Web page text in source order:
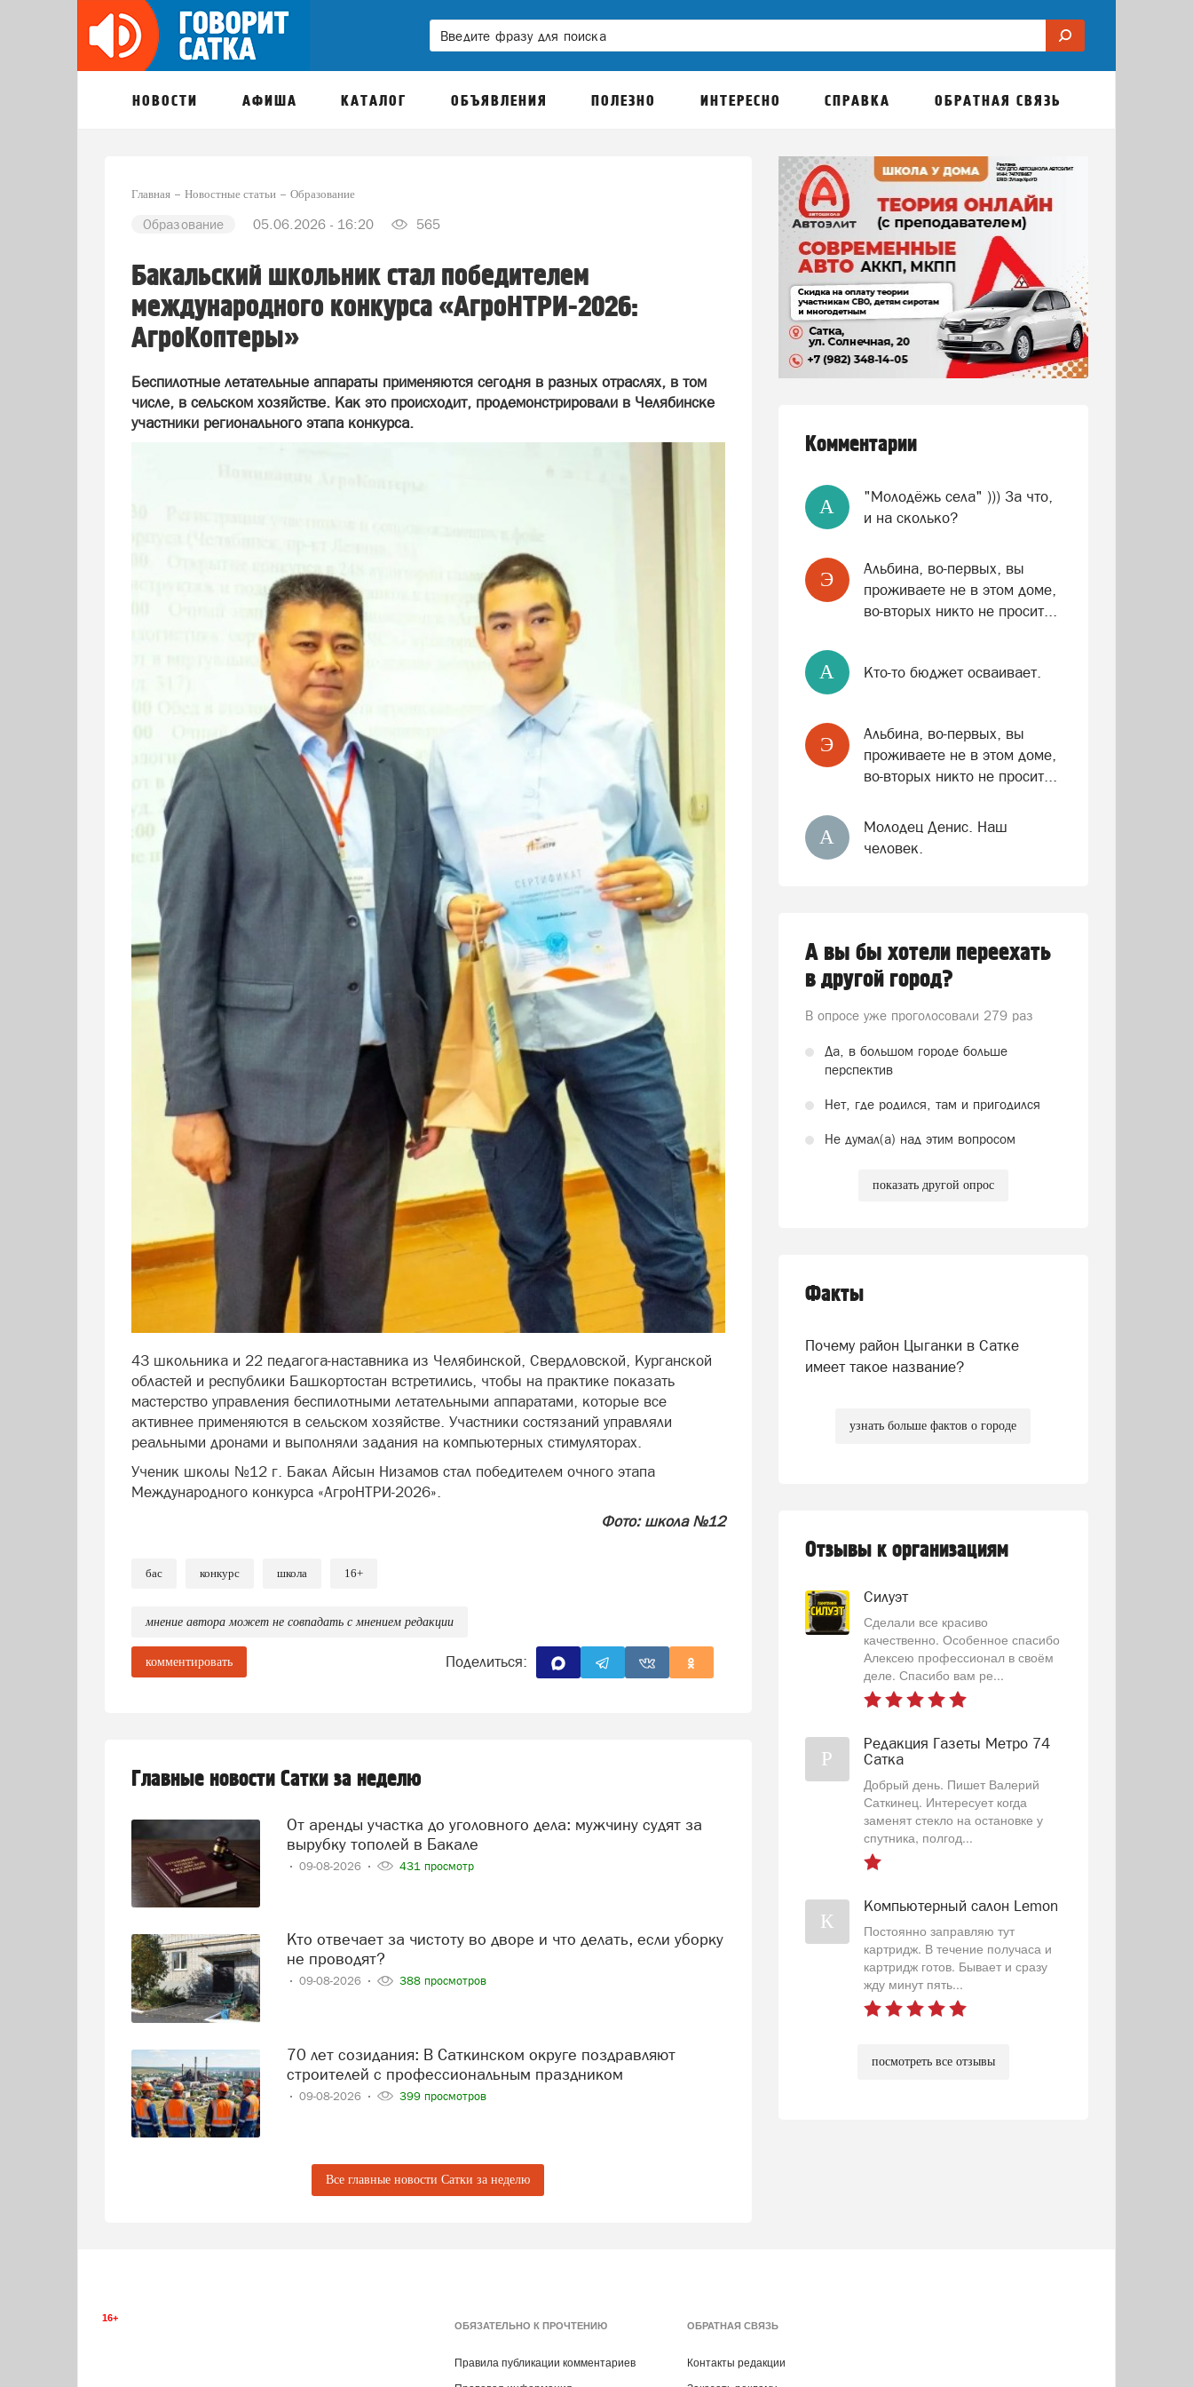
НОВОСТИ АФИША КАТАЛОГ ОБЪЯВЛЕНИЯ ПОЛЕЗНО ИНТЕРЕСНО СПРАВКА ОБРАТНАЯ СВЯЗЬ
Главная Новостные статьи Образование
Образование 05.06.2026 - 16:20 565
Бакальский школьник стал победителем
международного конкурса «АгроНТРИ-2026:
АгроКоптеры»
Беспилотные летательные аппараты применяются сегодня в разных отраслях, в том
числе, в сельском хозяйстве. Как это происходит, продемонстрировали в Челябинске
участники регионального этапа конкурса.
43 школьника и 22 педагога-наставника из Челябинской, Свердловской, Курганской
областей и республики Башкортостан встретились, чтобы на практике показать
мастерство управления беспилотными летательными аппаратами, которые все
активнее применяются в сельском хозяйстве. Участники состязаний управляли
реальными дронами и выполняли задания на компьютерных стимуляторах.
Ученик школы №12 г. Бакал Айсын Низамов стал победителем очного этапа
Международного конкурса «АгроНТРИ-2026».
Фото: школа №12
бас конкурс школа 16+
мнение автора может не совпадать с мнением редакции
комментировать Поделиться:
Главные новости Сатки за неделю
От аренды участка до уголовного дела: мужчину судят за
вырубку тополей в Бакале
09-08-2026 431 просмотр
Кто отвечает за чистоту во дворе и что делать, если уборку
не проводят?
09-08-2026 388 просмотров
70 лет созидания: В Саткинском округе поздравляют
строителей с профессиональным праздником
09-08-2026 399 просмотров
Все главные новости Сатки за неделю
Комментарии
A
"Молодёжь села" ))) За что,
и на сколько?
Э
Альбина, во-первых, вы
проживаете не в этом доме,
во-вторых никто не просит...
A Кто-то бюджет осваивает.
Э
Альбина, во-первых, вы
проживаете не в этом доме,
во-вторых никто не просит...
А
Молодец Денис. Наш
человек.
А вы бы хотели переехать
в другой город?
В опросе уже проголосовали 279 раз
Да, в большом городе больше
перспектив
Нет, где родился, там и пригодился
Не думал(а) над этим вопросом
показать другой опрос
Факты
Почему район Цыганки в Сатке
имеет такое название?
узнать больше фактов о городе
Отзывы к организациям
Силуэт
Сделали все красиво
качественно. Особенное спасибо
Алексею профессионал в своём
деле. Спасибо вам ре...
Р
Редакция Газеты Метро 74
Сатка
Добрый день. Пишет Валерий
Саткинец. Интересует когда
заменят стекло на остановке у
спутника, полгод...
К
Компьютерный салон Lemon
Постоянно заправляю тут
картридж. В течение получаса и
картридж готов. Бывает и сразу
жду минут пять...
посмотреть все отзывы
16+
ОБЯЗАТЕЛЬНО К ПРОЧТЕНИЮ
Правила публикации комментариев
ОБРАТНАЯ СВЯЗЬ
Контакты редакции